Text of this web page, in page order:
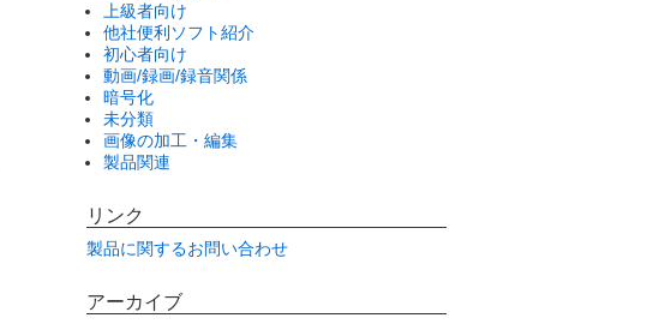
上級者向け
他社便利ソフト紹介
初心者向け
動画/録画/録音関係
暗号化
未分類
画像の加工・編集
製品関連
リンク
製品に関するお問い合わせ
アーカイブ